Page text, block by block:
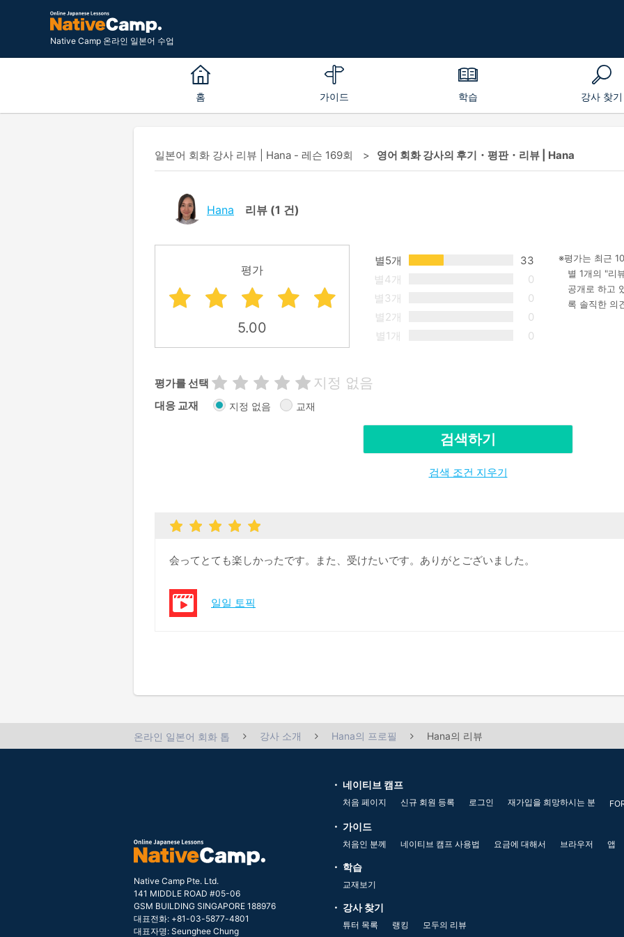
Native Camp 온라인 일본어 수업
홈 가이드 학습 강사 찾기
일본어 회화 강사 리뷰 | Hana - 레슨 169회 영어 회화 강사의 후기・평판・리뷰 | Hana
Hana 리뷰 (1 건)
평가
5.00
별5개
33
별4개
0
별3개
0
별2개
0
별1개
0
평가는 최근
별 1개의 "리
공개로 하고
록 솔직한 의
평가를 선택 지정 없음
대응 교재 지정 없음 교재
검색하기
검색 조건 지우기
会ってとても楽しかったです。また、受けたいです。ありがとございました。
일일 토픽
온라인 일본어 회화 톱 강사 소개 Hana의 프로필 Hana의 리뷰
Native Camp Pte. Ltd.
141 MIDDLE ROAD #05-06
GSM BUILDING SINGAPORE 188976
대표전화: +81-03-5877-4801
대표자명: Seunghee Chung
네이티브 캠프
처음 페이지 신규 회원 등록 로그인 재가입을 희망하시는 분
가이드
처음인 분께 네이티브 캠프 사용법 요금에 대해서 브라우저 앱
학습
교재보기
강사 찾기
튜터 목록 랭킹 모두의 리뷰